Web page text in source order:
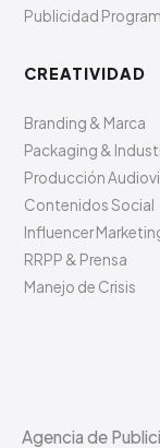
Publicidad
CREATIVIDAD
Branding & Marca
Packaging &
Producción
Contenidos Social
Influencer
RRPP & Prensa
Manejo de Crisis
Agencia de